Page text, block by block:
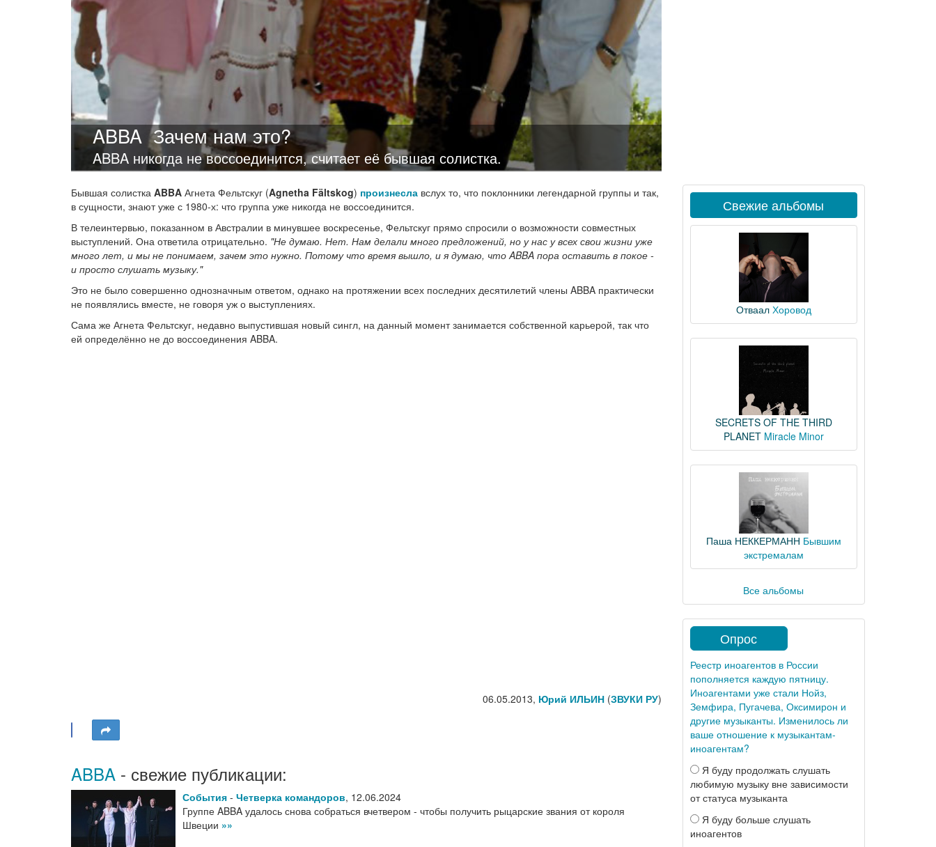
ABBA Зачем нам это?
ABBA никогда не воссоединится, считает её бывшая солистка.
Бывшая солистка ABBA Агнета Фельтскуг (Agnetha Fältskog) произнесла вслух то, что поклонники легендарной группы и так,
в сущности, знают уже с 1980-х: что группа уже никогда не воссоединится.
В телеинтервью, показанном в Австралии в минувшее воскресенье, Фельтскуг прямо спросили о возможности совместных
выступлений. Она ответила отрицательно. "Не думаю. Нет. Нам делали много предложений, но у нас у всех свои жизни уже
много лет, и мы не понимаем, зачем это нужно. Потому что время вышло, и я думаю, что ABBA пора оставить в покое -
и просто слушать музыку."
Это не было совершенно однозначным ответом, однако на протяжении всех последних десятилетий члены ABBA практически
не появлялись вместе, не говоря уж о выступлениях.
Сама же Агнета Фельтскуг, недавно выпустившая новый сингл, на данный момент занимается собственной карьерой, так что
ей определённо не до воссоединения ABBA.
06.05.2013, Юрий ИЛЬИН(ЗВУКИ РУ)
ABBA - свежие публикации:
События - Четверка командоров, 12.06.2024
Группе ABBA удалось снова собраться вчетвером - чтобы получить рыцарские звания от короля
Швеции »»
Свежие альбомы
Отваал Хоровод
SECRETS OF THE THIRD
PLANET Miracle Minor
Паша НЕККЕРМАНН Бывшим
экстремалам
Все альбомы
Опрос
Реестр иноагентов в России
пополняется каждую пятницу.
Иноагентами уже стали Нойз,
Земфира, Пугачева, Оксимирон и
другие музыканты. Изменилось ли
ваше отношение к музыкантам-
иноагентам?
Я буду продолжать слушать
любимую музыку вне зависимости
от статуса музыканта
Я буду больше слушать
иноагентов